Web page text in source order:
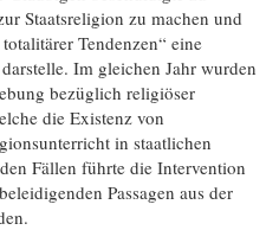
Staatsreligion zu machen und
Tendenzen“ eine
Im gleichen Jahr wurden
bezüglich religiöser
die Existenz von
in staatlichen
Fällen führte die Intervention
Passagen aus der